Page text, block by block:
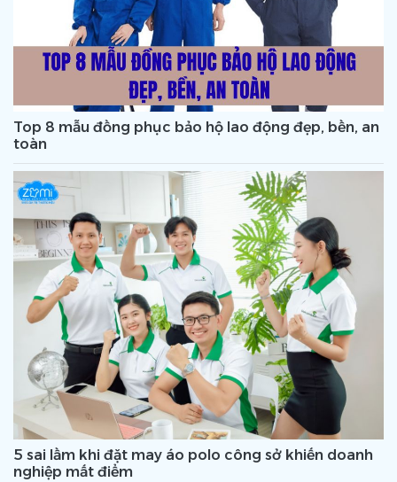
Top 8 mẫu đồng phục bảo hộ lao động đẹp, bền, an
toàn
5 sai lầm khi đặt may áo polo công sở khiến doanh
nghiệp mất điểm